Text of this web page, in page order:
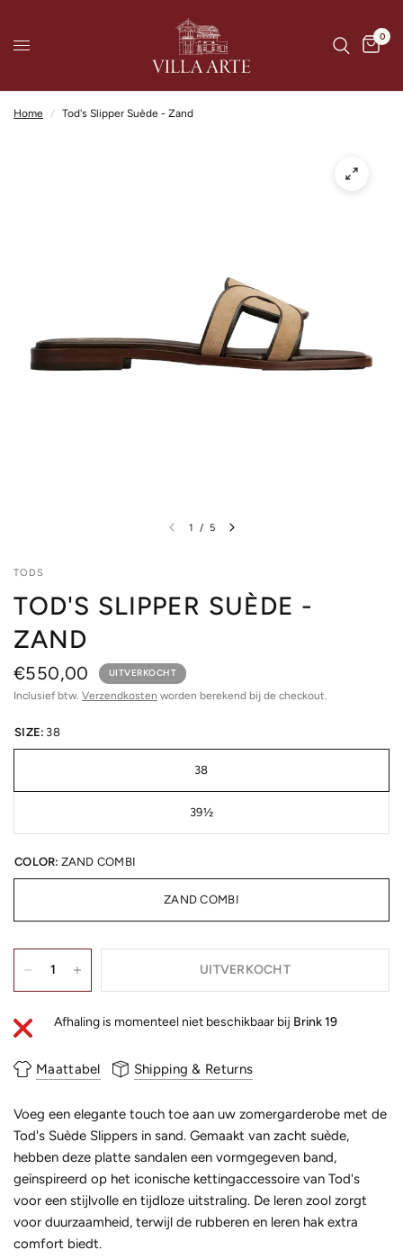
0
Home / Tod's Slipper Suède - Zand
1 / 5
TODS
TOD'S SLIPPER SUÈDE -
ZAND
€550,00 UITVERKOCHT
Inclusief btw. Verzendkosten worden berekend bij de checkout.
SIZE: 38
38
39½
COLOR: ZAND COMBI
ZAND COMBI
UITVERKOCHT
Afhaling is momenteel niet beschikbaar bij Brink 19
Maattabel Shipping & Returns
Voeg een elegante touch toe aan uw zomergarderobe met de
Tod's Suède Slippers in sand. Gemaakt van zacht suède,
hebben deze platte sandalen een vormgegeven band,
geïnspireerd op het iconische kettingaccessoire van Tod's
voor een stijlvolle en tijdloze uitstraling. De leren zool zorgt
voor duurzaamheid, terwijl de rubberen en leren hak extra
comfort biedt.